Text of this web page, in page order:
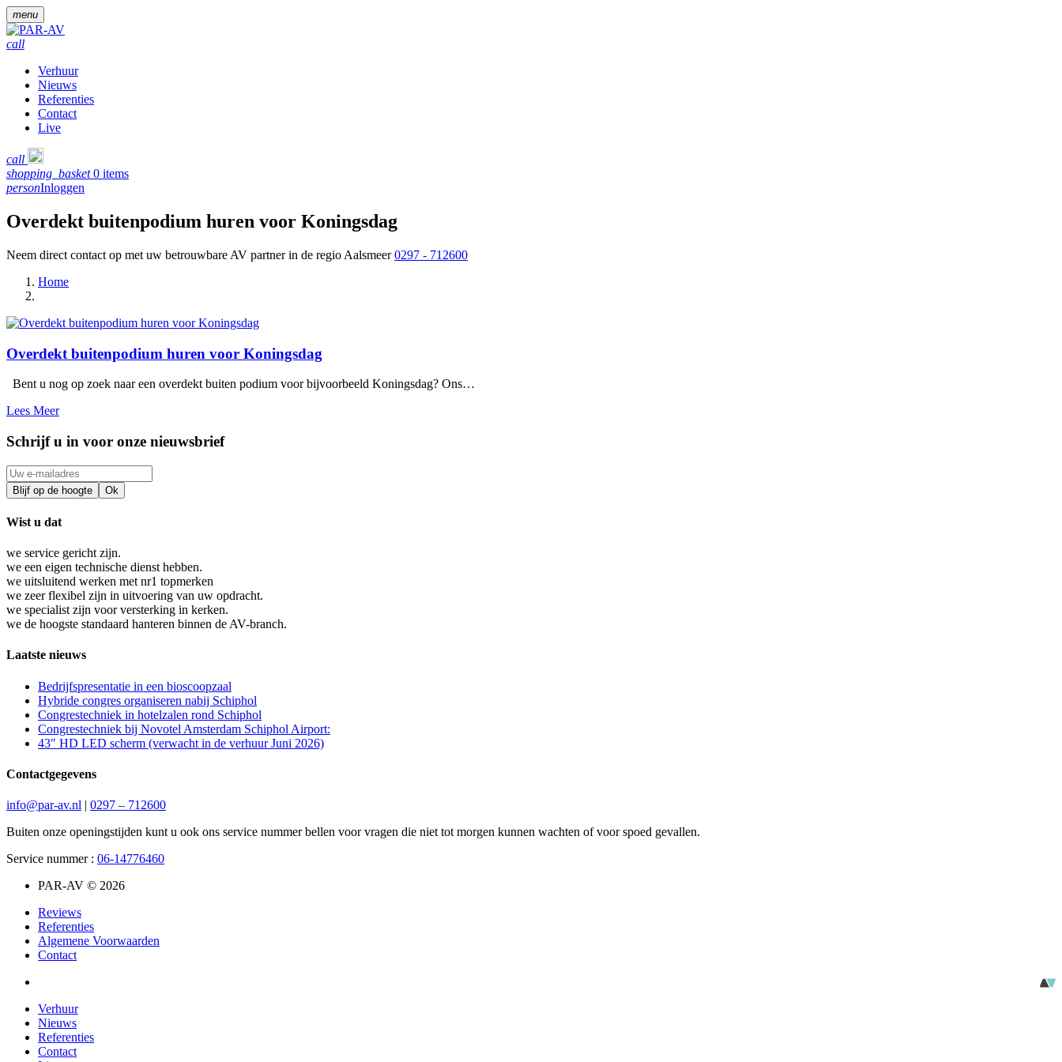
menu
call
Verhuur
Nieuws
Referenties
Contact
Live
call
shopping_basket0 items
personInloggen
Overdekt buitenpodium huren voor Koningsdag
Neem direct contact op met uw betrouwbare AV partner in de regio Aalsmeer0297 - 712600
Home
Overdekt buitenpodium huren voor Koningsdag
Bent u nog op zoek naar een overdekt buiten podium voor bijvoorbeeld Koningsdag? Ons…
Lees Meer
Schrijf u in voor onze nieuwsbrief
Wist u dat
we service gericht zijn.
we een eigen technische dienst hebben.
we uitsluitend werken met nr1 topmerken
we zeer flexibel zijn in uitvoering van uw opdracht.
we specialist zijn voor versterking in kerken.
we de hoogste standaard hanteren binnen de AV-branch.
Laatste nieuws
Bedrijfspresentatie in een bioscoopzaal
Hybride congres organiseren nabij Schiphol
Congrestechniek in hotelzalen rond Schiphol
Congrestechniek bij Novotel Amsterdam Schiphol Airport:
43″ HD LED scherm (verwacht in de verhuur Juni 2026)
Contactgegevens
info@par-av.nl | 0297 – 712600
Buiten onze openingstijden kunt u ook ons service nummer bellen voor vragen die niet tot morgen kunnen wachten of voor spoed gevallen.
Service nummer : 06-14776460
PAR-AV © 2026
Reviews
Referenties
Algemene Voorwaarden
Contact
Verhuur
Nieuws
Referenties
Contact